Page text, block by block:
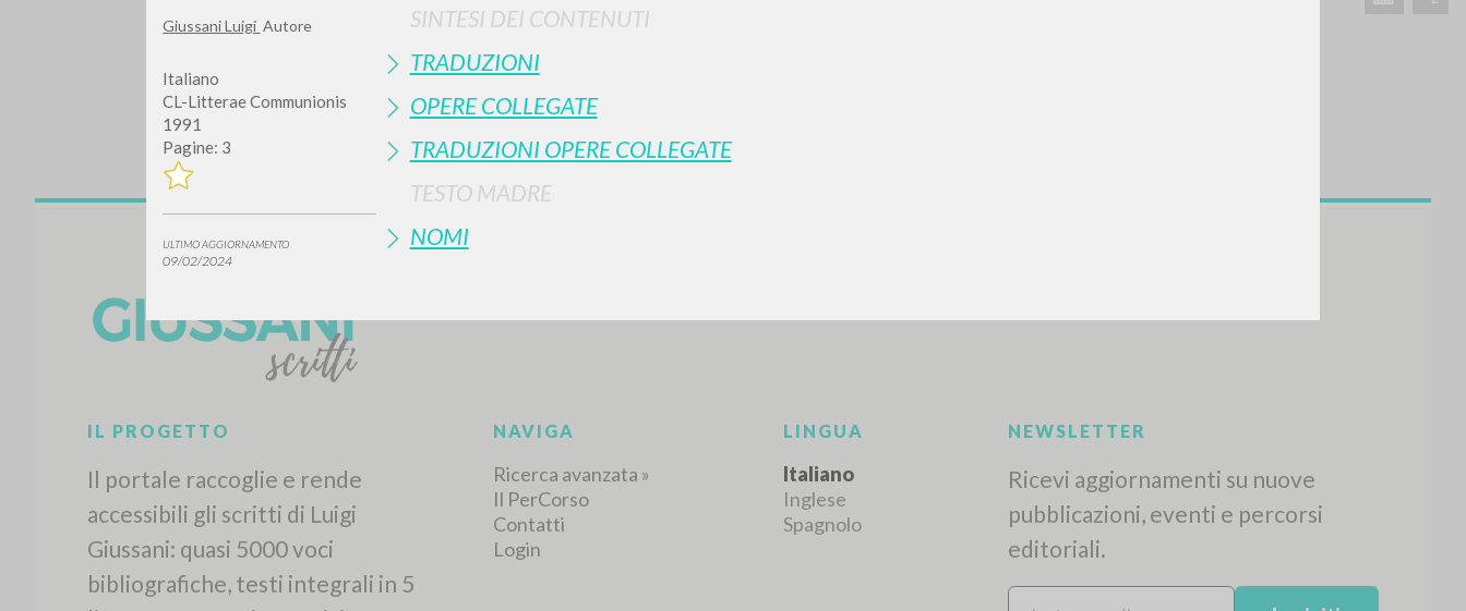
Giussani Luigi Autore
Italiano
CL-Litterae Communionis
1991
Pagine: 3
ULTIMO AGGIORNAMENTO
09/02/2024
SINTESI DEI CONTENUTI
TRADUZIONI
OPERE COLLEGATE
TRADUZIONI OPERE COLLEGATE
TESTO MADRE
NOMI
Visualizza dettagli per tipologia
IL PROGETTO
Il portale raccoglie e rende
NAVIGA LINGUA NEWSLETTER
Ricevi aggiornamenti su nuove